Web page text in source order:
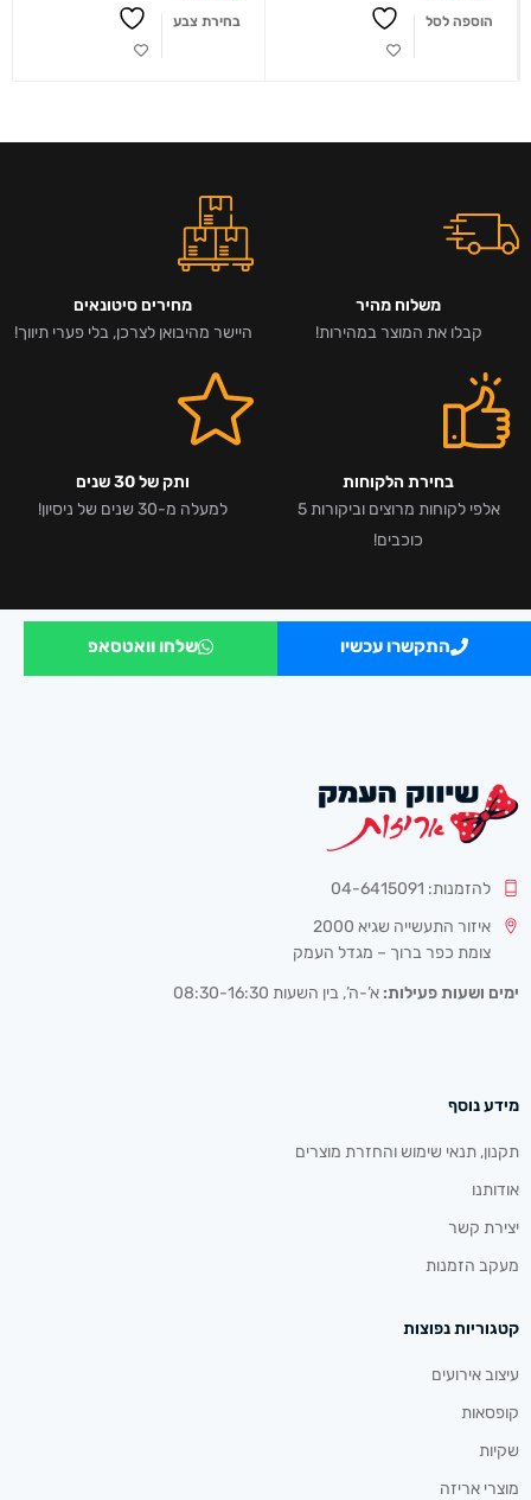
הוספה לסל בחירת צבע
משלוח מהיר
קבלו את המוצר במהירות!
מחירים סיטונאים
היישר מהיבואן לצרכן, בלי פערי תיווך!
בחירת הלקוחות
אלפי לקוחות מרוצים וביקורות 5
כוכבים!
ותק של 30 שנים
למעלה מ-30 שנים של ניסיון!
התקשרו עכשיו שלחו וואטסאפ
להזמנות: 04-6415091
איזור התעשייה שגיא 2000
צומת כפר ברוך – מגדל העמק
ימים ושעות פעילות: א’-ה’, בין השעות 08:30-16:30
מידע נוסף
תקנון, תנאי שימוש והחזרת מוצרים
אודותנו
יצירת קשר
מעקב הזמנות
קטגוריות נפוצות
עיצוב אירועים
קופסאות
שקיות
מוצרי אריזה